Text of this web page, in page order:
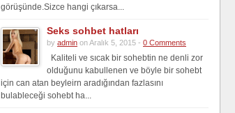
görüşünde.Sizce hangi çıkarsa...
Seks sohbet hatları
by admin on Aralık 5, 2015 - 0 Comments
Kaliteli ve sıcak bir sohebtin ne denli zor
olduğunu kabullenen ve böyle bir sohebt
için can atan beyleirn aradığından fazlasını
bulableceği sohebt ha...